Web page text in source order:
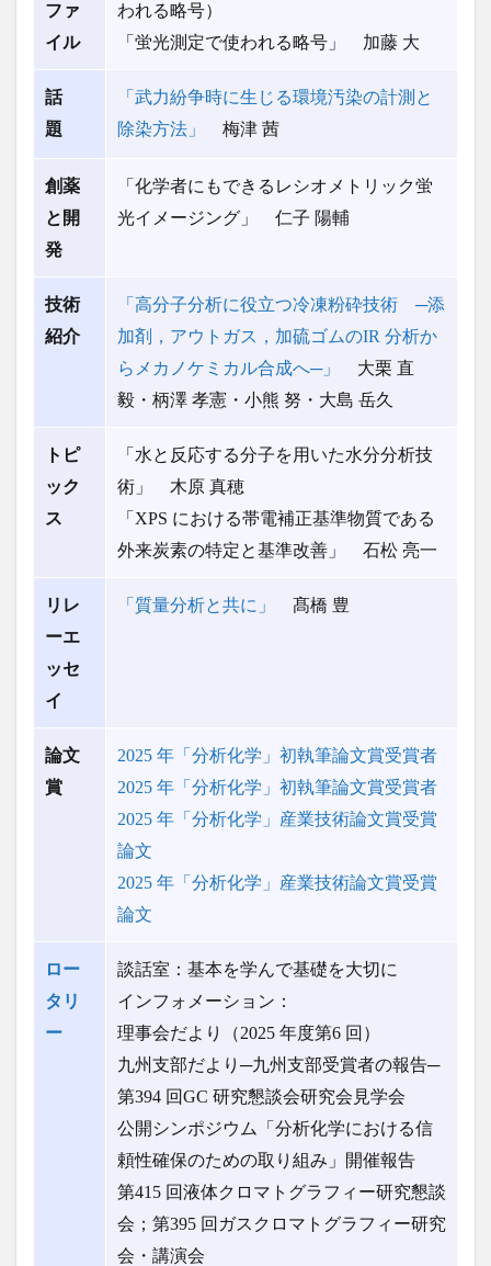
ファ
イル
われる略号）
「蛍光測定で使われる略号」 加藤 大
話
題
「武力紛争時に生じる環境汚染の計測と
除染方法」
梅津 茜
創薬
と開
発
「化学者にもできるレシオメトリック蛍
光イメージング」 仁子 陽輔
技術
紹介
「高分子分析に役立つ冷凍粉砕技術 ─添
加剤，アウトガス，加硫ゴムのIR 分析か
らメカノケミカル合成へ─」 大栗 直
毅・柄澤 孝憲・小熊 努・大島 岳久
トピ
ック
ス
「水と反応する分子を用いた水分分析技
術」 木原 真穂
「XPS における帯電補正基準物質である
外来炭素の特定と基準改善」 石松 亮一
リレ
ーエ
ッセ
イ
「質量分析と共に」 髙橋 豊
論文
賞
2025 年「分析化学」初執筆論文賞受賞者
2025 年「分析化学」初執筆論文賞受賞者
2025 年「分析化学」産業技術論文賞受賞
論文
2025 年「分析化学」産業技術論文賞受賞
論文
ロー
タリ
ー
談話室：基本を学んで基礎を大切に
インフォメーション：
理事会だより（2025 年度第6 回）
九州支部だより─九州支部受賞者の報告─
第394 回GC 研究懇談会研究会見学会
公開シンポジウム「分析化学における信
頼性確保のための取り組み」開催報告
第415 回液体クロマトグラフィー研究懇談
会；第395 回ガスクロマトグラフィー研究
会・講演会